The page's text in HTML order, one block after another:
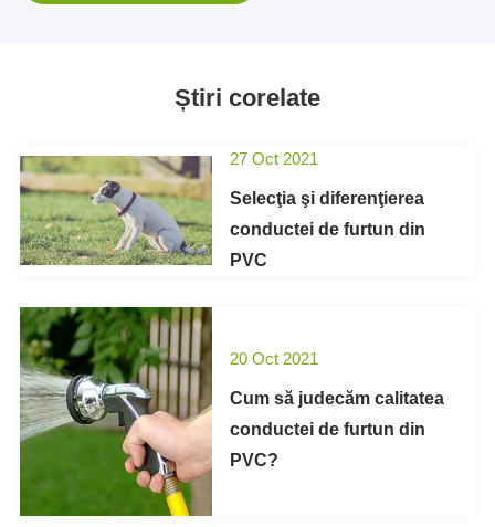
Știri corelate
27 Oct 2021
Selecţia şi diferenţierea
conductei de furtun din
PVC
20 Oct 2021
Cum să judecăm calitatea
conductei de furtun din
PVC?